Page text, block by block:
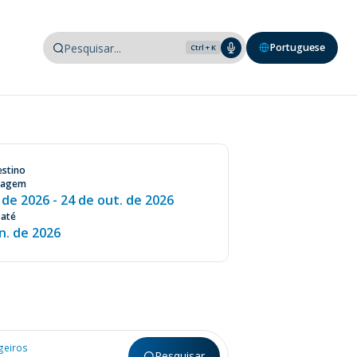
Ctrl + K Portuguese
2026 - 24 de out. de 2026
de 2026